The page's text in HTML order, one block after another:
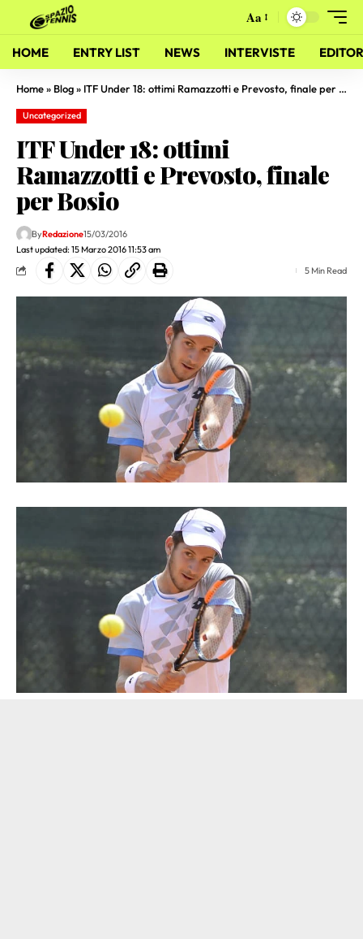
Aa
HOME ENTRY LIST NEWS INTERVISTE
Home» Blog» ITF Under 18: ottimi Ramazzotti e Prevosto, finale per Bosio
Uncategorized
ITF Under 18: ottimi
Ramazzotti e Prevosto, finale
per Bosio
Last updated: 15 Marzo 2016 11:53 am
ByRedazione15/03/2016
5 Min Read